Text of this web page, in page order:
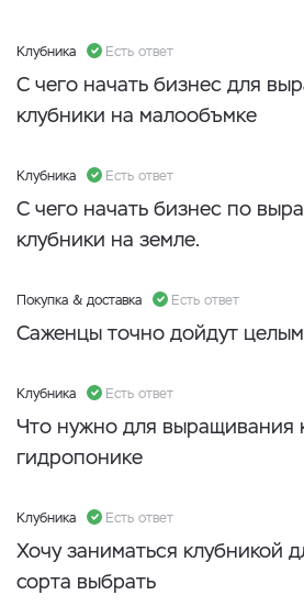
Клубника Есть ответ
С чего начать бизнес для
клубники на малообъмке
Клубника Есть ответ
С чего начать бизнес по
клубники на земле.
Покупка & доставка Есть ответ
Саженцы точно дойдут
Клубника Есть ответ
Что нужно для выращивания
гидропонике
Клубника Есть ответ
Хочу заниматься клубникой
сорта выбрать